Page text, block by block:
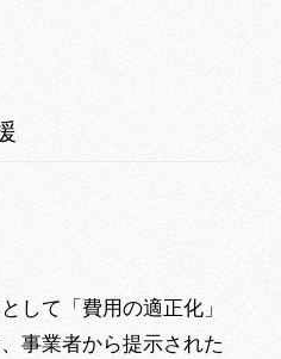
して「費用の適正化」
事業者から提示された